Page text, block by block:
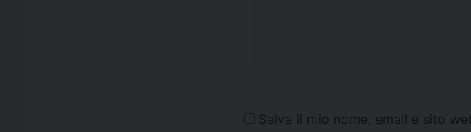
Salva il mio nome, email e sito